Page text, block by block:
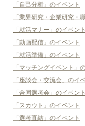
「自己分析」のイベント
「業界研究・企業研究・
「就活マナー」のイベント
「動画配信」のイベント
「就活準備」のイベント
「マッチングイベント」
「座談会・交流会」のイ
「合同選考会」のイベント
「スカウト」のイベント
「選考直結」のイベント